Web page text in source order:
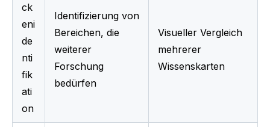
ck
eni
de
nti
fik
ati
on
Identifizierung von
Bereichen, die
weiterer
Forschung
bedürfen
Visueller Vergleich
mehrerer
Wissenskarten